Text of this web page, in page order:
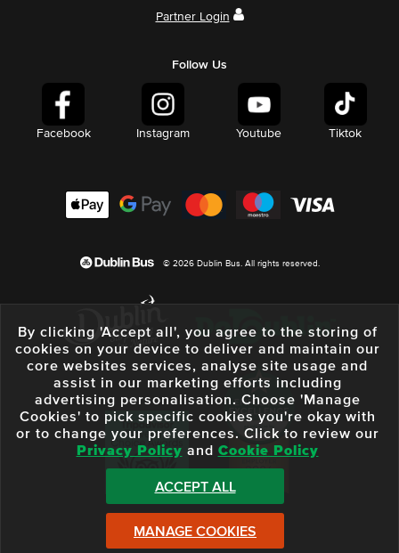
Partner Login
Follow Us
Facebook Instagram Youtube Tiktok
© 2026 Dublin Bus. All rights reserved.
By clicking 'Accept all', you agree to the storing of
cookies on your device to deliver and maintain our
core websites services, analyse site usage and
assist in our marketing efforts including
advertising personalisation. Choose 'Manage
Cookies' to pick specific cookies you're okay with
or to change your preferences. Click to review our
Privacy Policy and Cookie Policy
ACCEPT ALL
MANAGE COOKIES